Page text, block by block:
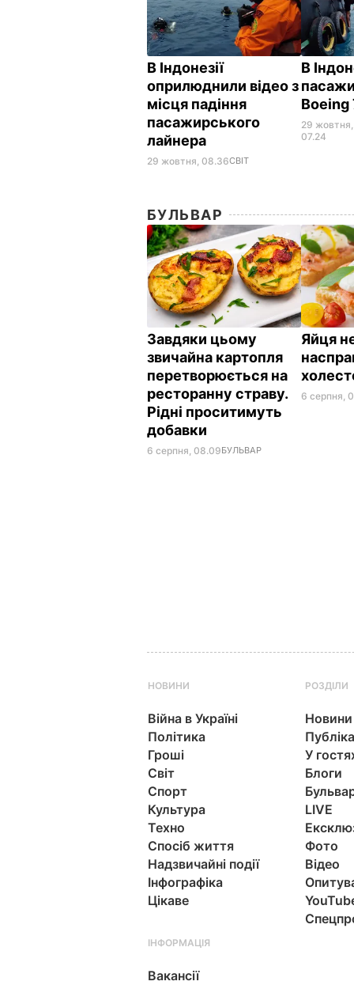
В Індонезії
оприлюднили відео з
місця падіння
пасажирського
лайнера
29 жовтня, 08.36СВІТ
В
Boeing
29 жовтня,
07.24
БУЛЬВАР
Завдяки цьому
звичайна картопля
перетворюється на
ресторанну страву.
Рідні проситимуть
добавки
6 серпня, 08.09БУЛЬВАР
Яйця
6 серпня,
НОВИНИ
Війна в Україні
Політика
Гроші
Світ
Спорт
Культура
Техно
Спосіб життя
Надзвичайні події
Інфографіка
Цікаве
РОЗДІЛИ
Новини
У
Блоги
LIVE
Фото
Відео
ІНФОРМАЦІЯ
Вакансії